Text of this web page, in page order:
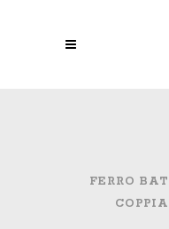
FERRO